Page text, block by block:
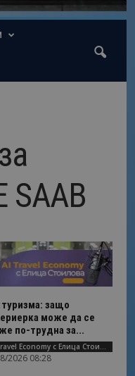
SAAB
туризма: защо
може да се
по-трудна за...
AI Travel Economy с Елица Стоилова
2026 08:28